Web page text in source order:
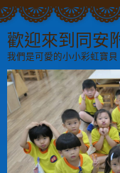
歡迎來到同安
我們是可愛的小小彩虹寶貝